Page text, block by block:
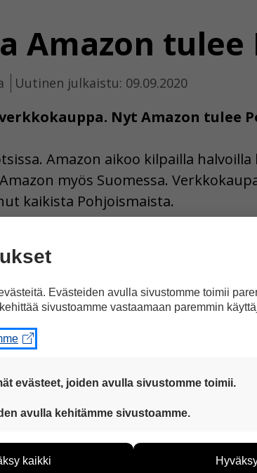
Amazon tulee
Uutinen julkaistu: 09.09.2020
Nyt Amazon tulee
Amazon aikoo kilpailla
myös Suomessa.
kaikista Pohjoismaista.
se myy paljon muutakin
Evästeiden avulla sivustomme toimii
sivustoamme vastaamaan paremmin
evästeet, joiden avulla sivustomme toimii.
aina käytössä, jotta sivustoamme voi käyttää
avulla kehitämme sivustoamme.
vastaamaan paremmin käyttäjien
ja siitä, mitä sivuja käytetään ja miten
kaikki